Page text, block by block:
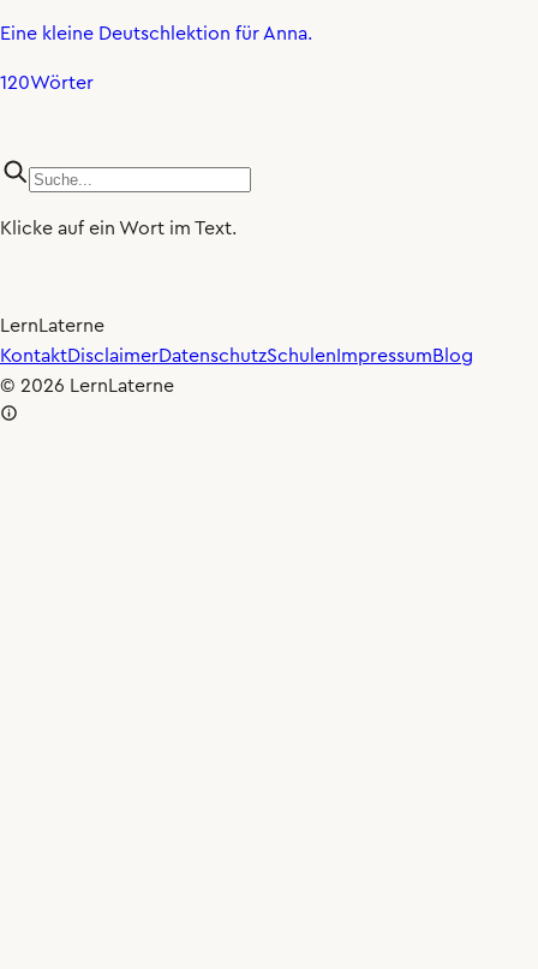
Eine kleine Deutschlektion für Anna.
120Wörter
Klicke auf ein Wort im Text.
×0.80 🐢
LernLaterne
KontaktDisclaimerDatenschutzSchulen ImpressumBlog
© 2026 LernLaterne